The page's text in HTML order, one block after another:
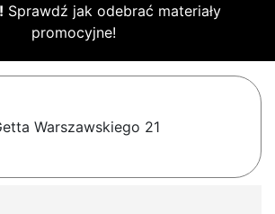
Sprawdź jak odebrać materiały
promocyjne!
Warszawskiego 21